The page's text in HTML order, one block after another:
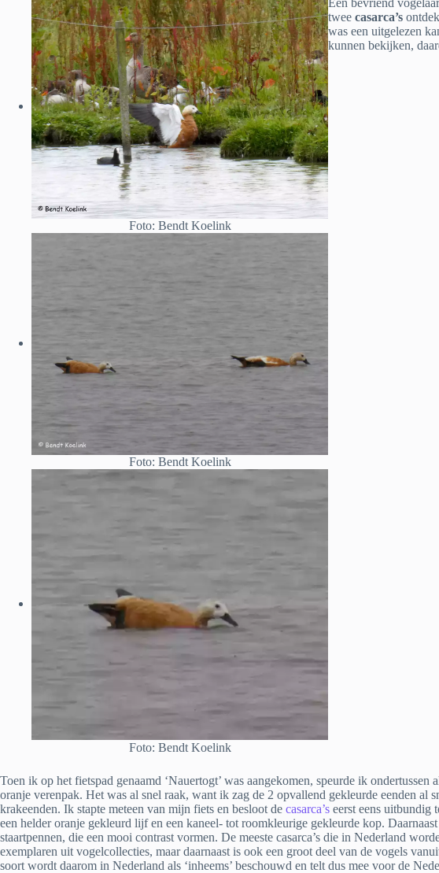
Foto: Bendt Koelink
Foto: Bendt Koelink
Foto: Bendt Koelink
Een bevriend
tweecasarca’s
was een uitgelezen
kunnen bekijken,
Toen ik op het fietspad genaamd ‘Nauertogt’ was aangekomen, speurde ik ondertussen
oranje verenpak. Het was al snel raak, want ik zag de 2 opvallend gekleurde eenden al
krakeenden. Ik stapte meteen van mijn fiets en besloot de casarca’s eerst eens uitbundig
een helder oranje gekleurd lijf en een kaneel- tot roomkleurige gekleurde kop.
staartpennen, die een mooi contrast vormen. De meeste casarca’s die in Nederland
exemplaren uit vogelcollecties, maar daarnaast is ook een groot deel van de vogels
soort wordt daarom in Nederland als ‘inheems’ beschouwd en telt dus mee voor de